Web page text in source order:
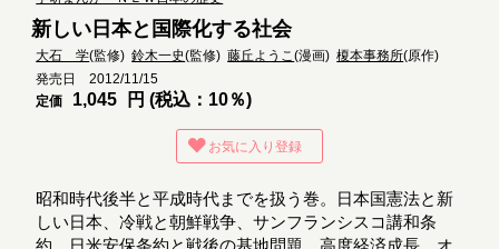
新しい日本と国際化する社会
大石 学(監修)鈴木一史(監修)藤丘ようこ(漫画)榎本事務所(原作)
発売日 2012/11/15
定価
1,045 円 (税込：10％)
お気に入り登録
昭和時代後半と平成時代までを扱う巻。日本国憲法と新
しい日本、冷戦と朝鮮戦争、サンフランシスコ講和条